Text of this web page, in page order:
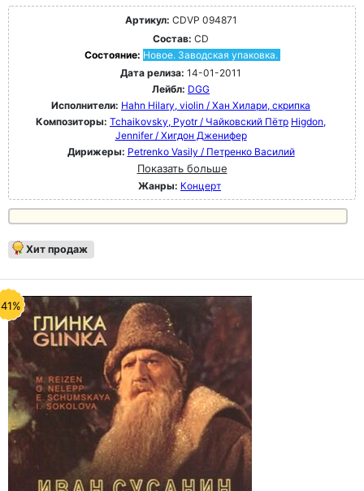
Артикул: CDVP 094871
Состав: CD
Состояние: Новое. Заводская упаковка.
Дата релиза: 14-01-2011
Лейбл: DGG
Исполнители: Hahn Hilary, violin / Хан Хилари, скрипка
Композиторы: Tchaikovsky, Pyotr / Чайковский Пётр Higdon,
Jennifer / Хигдон Дженифер
Дирижеры: Petrenko Vasily / Петренко Василий
Показать больше
Жанры: Концерт
Хит продаж